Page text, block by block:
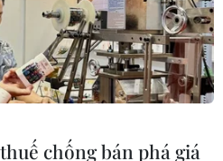
chống bán phá giá